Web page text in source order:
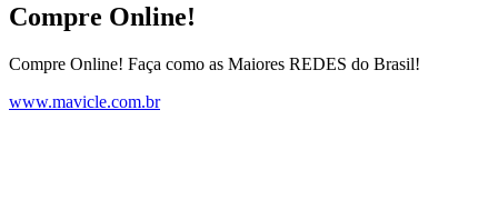
Compre Online!
Compre Online! Faça como as Maiores REDES do Brasil!
www.mavicle.com.br